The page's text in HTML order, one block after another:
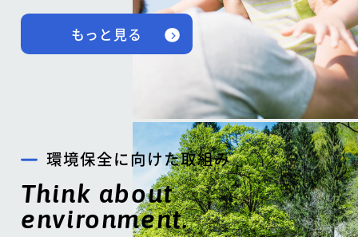
もっと見る
環境保全に向けた取組み
Think about
environment.